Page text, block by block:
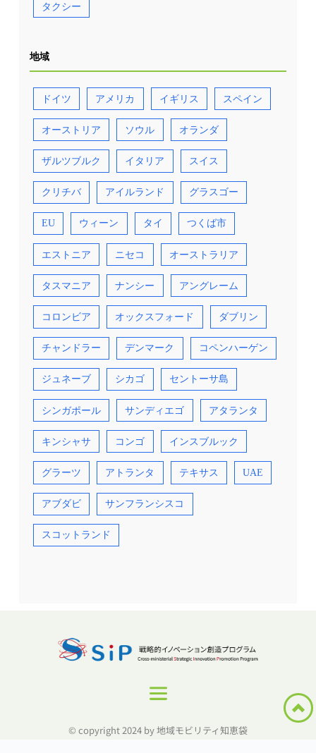
タクシー
地域
ドイツ アメリカ イギリス スペイン
オーストリア ソウル オランダ
ザルツブルク イタリア スイス
クリチバ アイルランド グラスゴー
EU ウィーン タイ つくば市
エストニア ニセコ オーストラリア
タスマニア ナンシー アングレーム
コロンビア オックスフォード ダブリン
チャンドラー デンマーク コペンハーゲン
ジュネーブ シカゴ セントーサ島
シンガポール サンディエゴ アタランタ
キンシャサ コンゴ インスブルック
グラーツ アトランタ テキサス UAE
アブダビ サンフランシスコ
スコットランド
© copyright 2024 by 地域モビリティ知恵袋